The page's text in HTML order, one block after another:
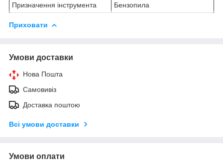
Призначення інструмента
Бензопила
Приховати
Умови доставки
Нова Пошта
Самовивіз
Доставка поштою
Всі умови доставки
Умови оплати